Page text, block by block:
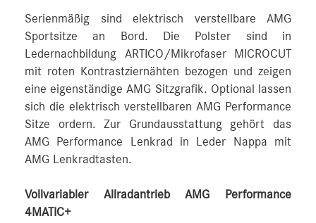
Serienmäßig sind elektrisch verstellbare AMG
Sportsitze an Bord. Die Polster sind in
Ledernachbildung ARTICO/Mikrofaser MICROCUT
mit roten Kontrastziernähten bezogen und zeigen
eine eigenständige AMG Sitzgrafik. Optional lassen
sich die elektrisch verstellbaren AMG Performance
Sitze ordern. Zur Grundausstattung gehört das
AMG Performance Lenkrad in Leder Nappa mit
AMG Lenkradtasten.
Vollvariabler Allradantrieb AMG Performance
4MATIC+